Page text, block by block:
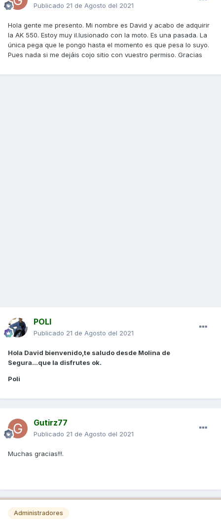
Publicado 21 de Agosto del 2021
Hola gente me presento. Mi nombre es David y acabo de adquirir
la AK 550. Estoy muy il.lusionado con la moto. Es una pasada. La
única pega que le pongo hasta el momento es que pesa lo suyo.
Pues nada si me dejáis cojo sitio con vuestro permiso. Gracias
POLI
Publicado 21 de Agosto del 2021
Hola David bienvenido,te saludo desde Molina de
Segura...que la disfrutes ok.
Poli
Gutirz77
Publicado 21 de Agosto del 2021
Muchas gracias!!!.
Administradores